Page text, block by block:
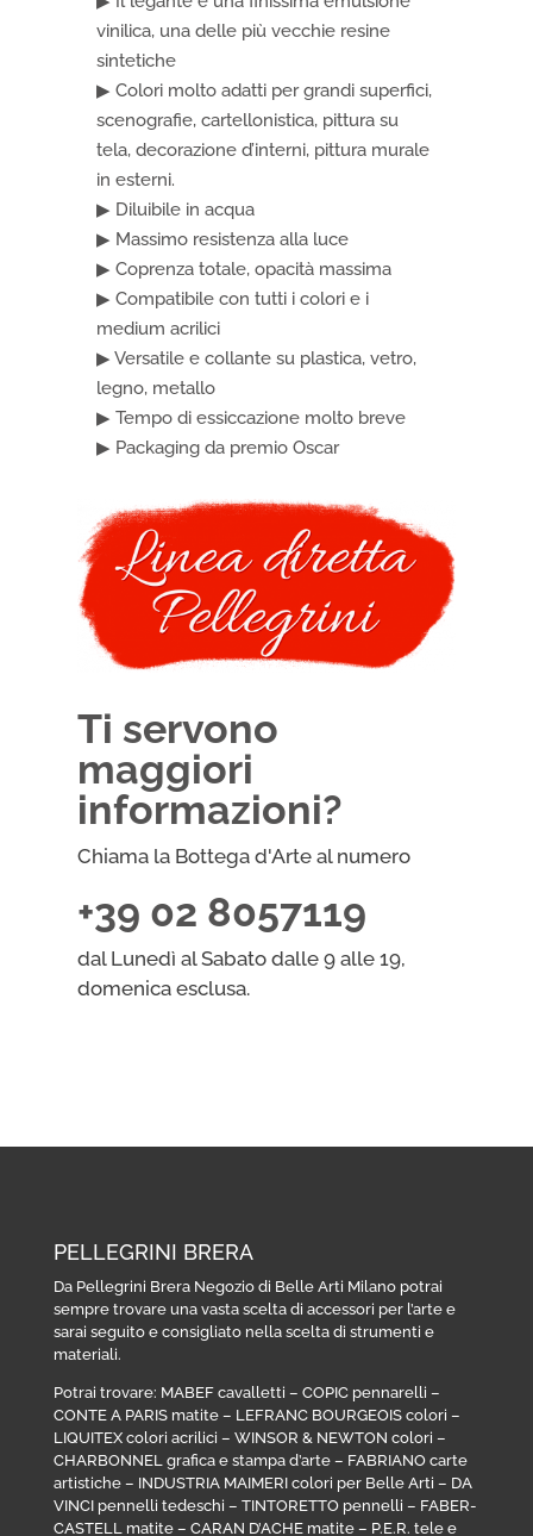
vinilica, una delle più vecchie resine
sintetiche
▶ Colori molto adatti per grandi superfici,
scenografie, cartellonistica, pittura su
tela, decorazione d’interni, pittura murale
in esterni.
▶ Diluibile in acqua
▶ Massimo resistenza alla luce
▶ Coprenza totale, opacità massima
▶ Compatibile con tutti i colori e i
medium acrilici
▶ Versatile e collante su plastica, vetro,
legno, metallo
▶ Tempo di essiccazione molto breve
▶ Packaging da premio Oscar
Ti servono
maggiori
informazioni?
Chiama la Bottega d'Arte al numero
+39 02 8057119
dal Lunedì al Sabato dalle 9 alle 19,
domenica esclusa.
PELLEGRINI BRERA
Da Pellegrini Brera Negozio di Belle Arti Milano potrai
sempre trovare una vasta scelta di accessori per l’arte e
sarai seguito e consigliato nella scelta di strumenti e
materiali.
Potrai trovare: MABEF cavalletti – COPIC pennarelli –
CONTE A PARIS matite– LEFRANC BOURGEOIS colori –
LIQUITEX colori acrilici – WINSOR & NEWTON colori –
CHARBONNEL grafica e stampa d’arte– FABRIANO carte
artistiche– INDUSTRIA MAIMERI colori per Belle Arti – DA
VINCI pennelli tedeschi – TINTORETTO pennelli – FABER-
CASTELL matite– CARAN D’ACHE matite– P.E.R. tele e